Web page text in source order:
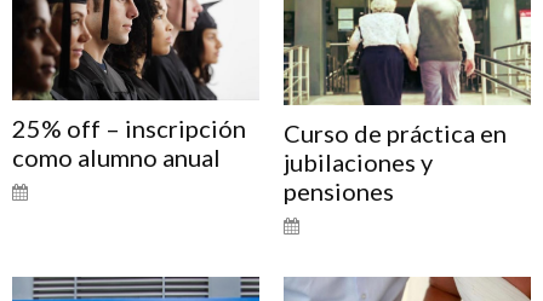
25% off – inscripción
como alumno anual
Curso de práctica en
jubilaciones y
pensiones